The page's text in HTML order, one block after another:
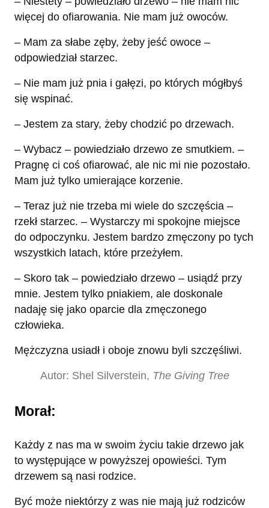
więcej do ofiarowania. Nie mam już owoców.
– Mam za słabe zęby, żeby jeść owoce –
odpowiedział starzec.
– Nie mam już pnia i gałęzi, po których mógłbyś
się wspinać.
– Jestem za stary, żeby chodzić po drzewach.
– Wybacz – powiedziało drzewo ze smutkiem. –
Pragnę ci coś ofiarować, ale nic mi nie pozostało.
Mam już tylko umierające korzenie.
– Teraz już nie trzeba mi wiele do szczęścia –
rzekł starzec. – Wystarczy mi spokojne miejsce
do odpoczynku. Jestem bardzo zmęczony po tych
wszystkich latach, które przeżyłem.
– Skoro tak – powiedziało drzewo – usiądź przy
mnie. Jestem tylko pniakiem, ale doskonale
nadaję się jako oparcie dla zmęczonego
człowieka.
Mężczyzna usiadł i oboje znowu byli szczęśliwi.
Autor: Shel Silverstein, The Giving Tree
Morał:
Każdy z nas ma w swoim życiu takie drzewo jak
to występujące w powyższej opowieści. Tym
drzewem są nasi rodzice.
Być może niektórzy z was nie mają już rodziców